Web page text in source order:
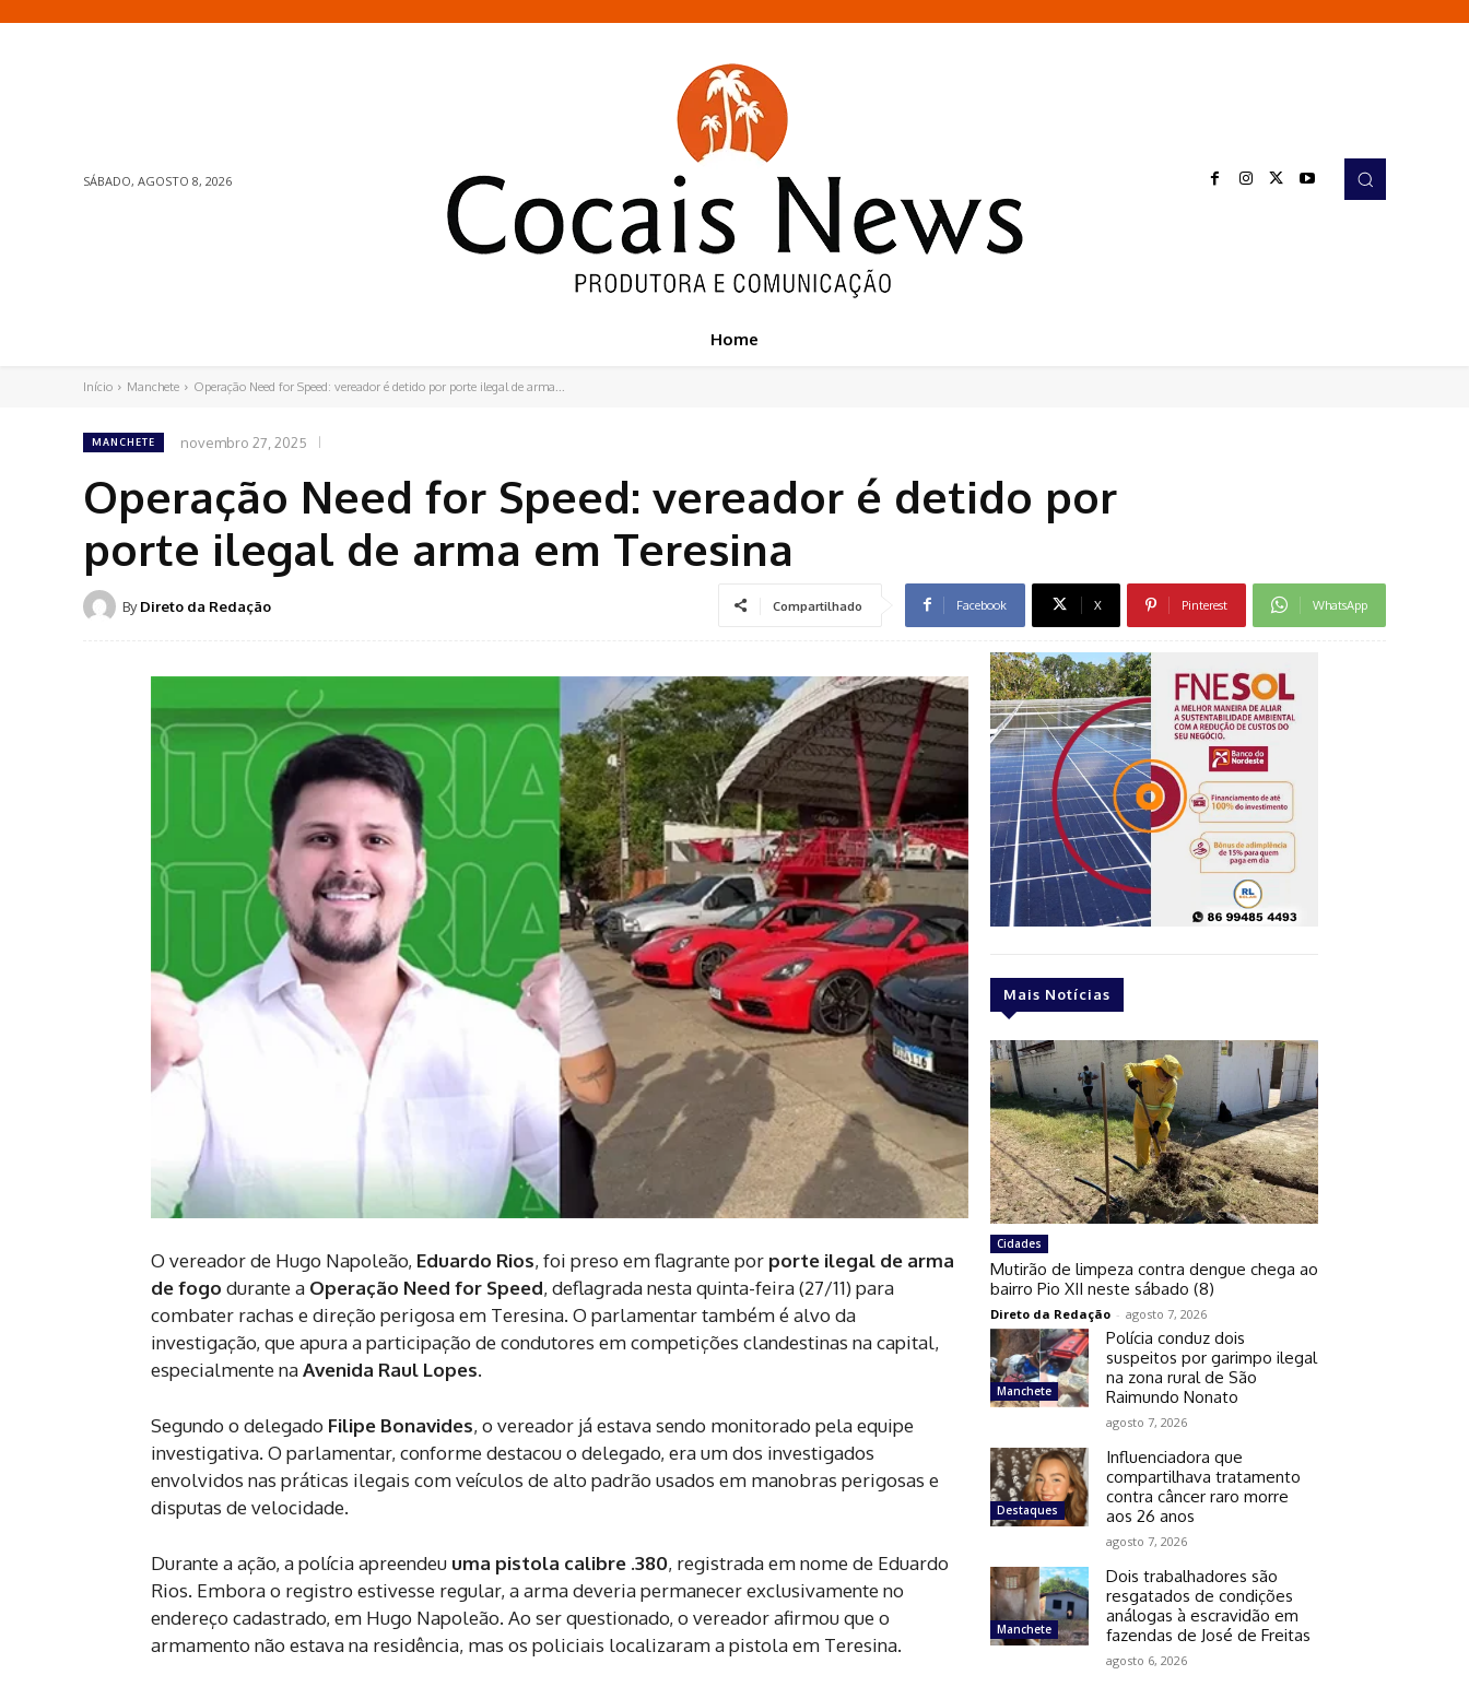
SÁBADO, AGOSTO 8, 2026
Home
Início Manchete Operação Need for Speed: vereador é detido por porte ilegal de arma...
MANCHETE novembro 27, 2025
Operação Need for Speed: vereador é detido por
porte ilegal de arma em Teresina
By Direto da Redação Compartilhado Facebook X Pinterest WhatsApp
O vereador de Hugo Napoleão, Eduardo Rios, foi preso em flagrante por porte ilegal de arma
de fogo durante a Operação Need for Speed, deflagrada nesta quinta-feira (27/11) para
combater rachas e direção perigosa em Teresina. O parlamentar também é alvo da
investigação, que apura a participação de condutores em competições clandestinas na capital,
especialmente naAvenida Raul Lopes.
Segundo o delegado Filipe Bonavides, o vereador já estava sendo monitorado pela equipe
investigativa. O parlamentar, conforme destacou o delegado, era um dos investigados
envolvidos nas práticas ilegais com veículos de alto padrão usados em manobras perigosas e
disputas de velocidade.
Durante a ação, a polícia apreendeu uma pistola calibre .380, registrada em nome de Eduardo
Rios. Embora o registro estivesse regular, a arma deveria permanecer exclusivamente no
endereço cadastrado, em Hugo Napoleão. Ao ser questionado, o vereador afirmou que o
armamento não estava na residência, mas os policiais localizaram a pistola em Teresina.
Mais Notícias
Cidades
Mutirão de limpeza contra dengue chega ao
bairro Pio XII neste sábado (8)
Direto da Redação - agosto 7, 2026
Manchete
Polícia conduz dois
suspeitos por garimpo ilegal
na zona rural de São
Raimundo Nonato
agosto 7, 2026
Destaques
Influenciadora que
compartilhava tratamento
contra câncer raro morre
aos 26 anos
agosto 7, 2026
Manchete
Dois trabalhadores são
resgatados de condições
análogas à escravidão em
fazendas de José de Freitas
agosto 6, 2026